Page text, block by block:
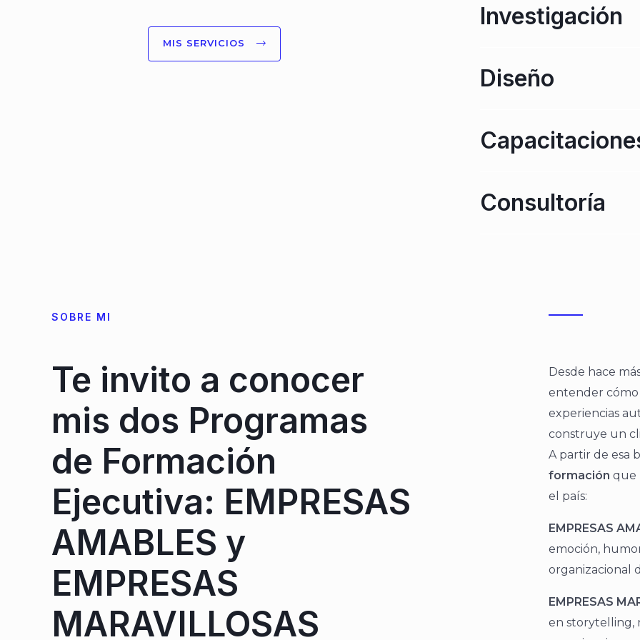
MIS SERVICIOS
Investigación
Diseño
Consultoría
SOBRE MI
Te invito a conocer
mis dos Programas
de Formación
Ejecutiva: EMPRESAS
AMABLES y
EMPRESAS
MARAVILLOSAS
Desde hace
entender
experiencias
construye un
A partir de esa
formación que
el país:
EMPRESAS
emoción,
organizacional
EMPRESAS
en storytelling,